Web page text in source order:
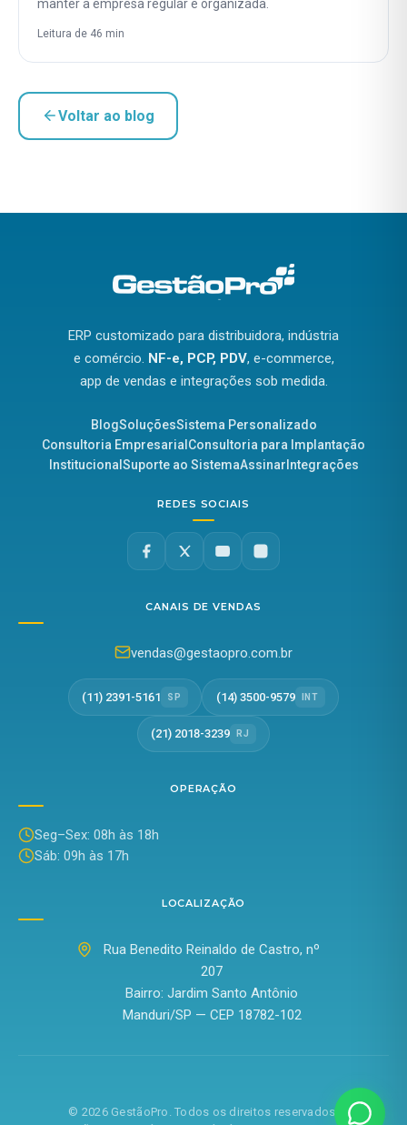
manter a empresa regular e organizada.
Leitura de 46 min
Voltar ao blog
ERP customizado para distribuidora, indústria
e comércio. NF-e, PCP, PDV, e-commerce,
app de vendas e integrações sob medida.
BlogSoluçõesSistema Personalizado
Consultoria Empresarial Consultoria para Implantação
Institucional Suporte ao SistemaAssinar Integrações
REDES SOCIAIS
CANAIS DE VENDAS
vendas@gestaopro.com.br
(11) 2391-5161 SP (14) 3500-9579 INT
(21) 2018-3239 RJ
OPERAÇÃO
Seg–Sex: 08h às 18h
Sáb: 09h às 17h
LOCALIZAÇÃO
Rua Benedito Reinaldo de Castro, nº
207
Bairro: Jardim Santo Antônio
Manduri/SP — CEP 18782-102
© 2026GestãoPro. Todos os direitos reservados.